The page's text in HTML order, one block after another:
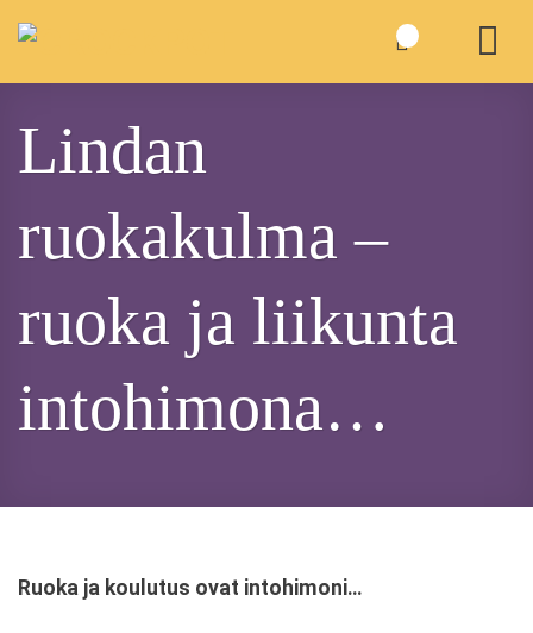
Lindan
ruokakulma –
ruoka ja liikunta
intohimona…
Ruoka ja koulutus ovat intohimoni…